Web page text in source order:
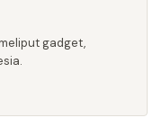
gadget,